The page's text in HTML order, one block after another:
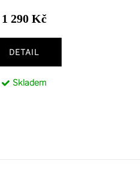
1 290 Kč
DETAIL
Skladem